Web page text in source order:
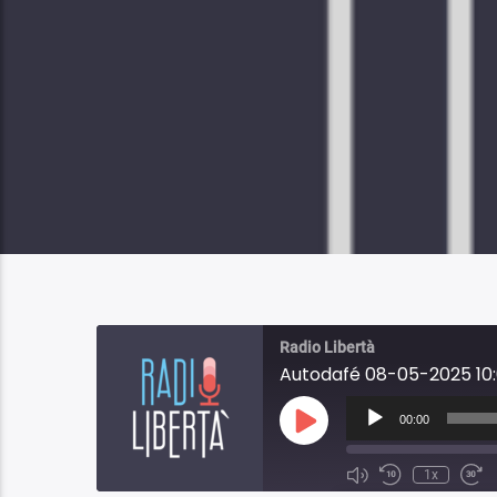
Radio Libertà
Autodafé 08-05-2025
Play
Episode
Audio
Player
00:00
1x